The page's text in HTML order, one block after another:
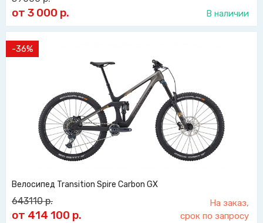
от 3 000 р. В наличии
-36%
Велосипед Transition Spire Carbon GX
643110р.
от 414 100 р.
На заказ,
срок по запросу